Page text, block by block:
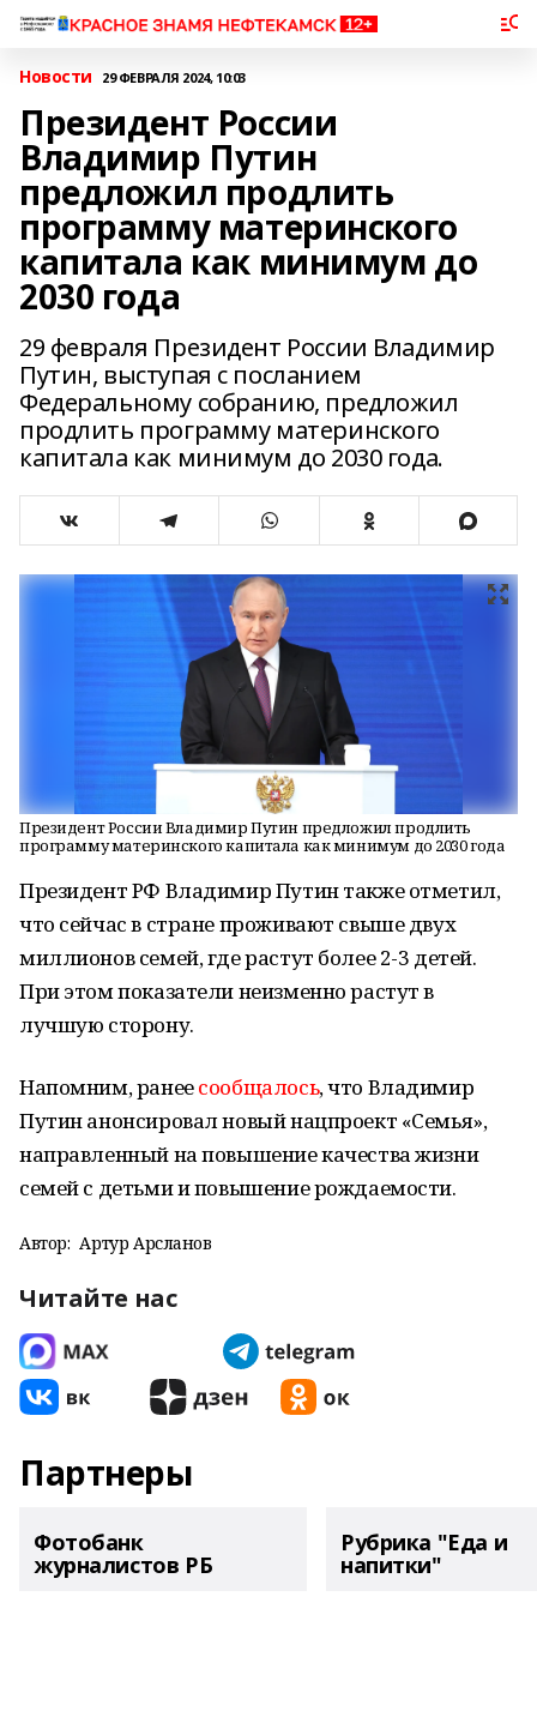
Новости 29 ФЕВРАЛЯ 2024, 10:03
Президент России
Владимир Путин
предложил продлить
программу материнского
капитала как минимум до
2030 года
29 февраля Президент России Владимир
Путин, выступая с посланием
Федеральному собранию, предложил
продлить программу материнского
капитала как минимум до 2030 года.
Президент России Владимир Путин предложил продлить
программу материнского капитала как минимум до 2030 года
Президент РФ Владимир Путин также отметил,
что сейчас в стране проживают свыше двух
миллионов семей, где растут более 2-3 детей.
При этом показатели неизменно растут в
лучшую сторону.
Напомним, ранеесообщалось, что Владимир
Путин анонсировал новый нацпроект «Семья»,
направленный на повышение качества жизни
семей с детьми и повышение рождаемости.
Автор: Артур Арсланов
Читайте нас
Партнеры
Фотобанк
журналистов РБ
Рубрика "Еда и
напитки"